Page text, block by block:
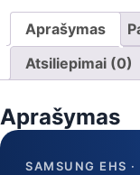
Mono
HT
Quiet
šilumos
monoblokas
be
talpos,
Aprašymas
Atsiliepimai (0)
Aprašymas
SAMSUNG EHS